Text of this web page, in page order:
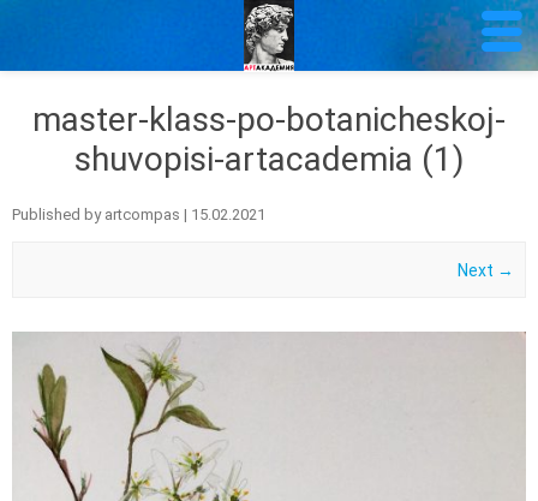
master-klass-po-botanicheskoj-
shuvopisi-artacademia (1)
Published by artcompas | 15.02.2021
Next →